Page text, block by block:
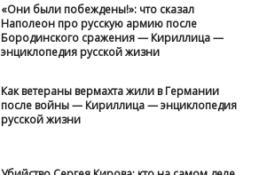
«Они были побеждены!»: что сказал
Наполеон про русскую армию после
Бородинского сражения — Кириллица —
энциклопедия русской жизни
Как ветераны вермахта жили в Германии
после войны — Кириллица — энциклопедия
русской жизни